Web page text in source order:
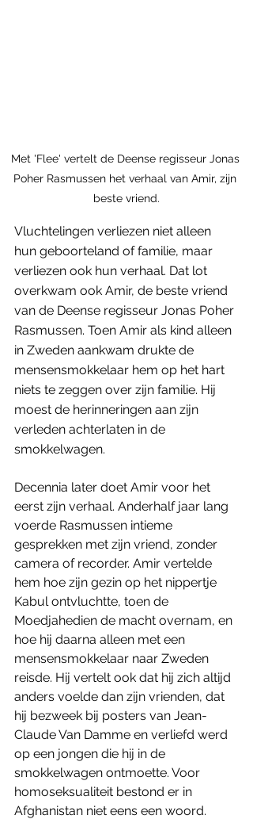
Met 'Flee' vertelt de Deense regisseur Jonas
Poher Rasmussen het verhaal van Amir, zijn
beste vriend.
Vluchtelingen verliezen niet alleen
hun geboorteland of familie, maar
verliezen ook hun verhaal. Dat lot
overkwam ook Amir, de beste vriend
van de Deense regisseur Jonas Poher
Rasmussen. Toen Amir als kind alleen
in Zweden aankwam drukte de
mensensmokkelaar hem op het hart
niets te zeggen over zijn familie. Hij
moest de herinneringen aan zijn
verleden achterlaten in de
smokkelwagen.
Decennia later doet Amir voor het
eerst zijn verhaal. Anderhalf jaar lang
voerde Rasmussen intieme
gesprekken met zijn vriend, zonder
camera of recorder. Amir vertelde
hem hoe zijn gezin op het nippertje
Kabul ontvluchtte, toen de
Moedjahedien de macht overnam, en
hoe hij daarna alleen met een
mensensmokkelaar naar Zweden
reisde. Hij vertelt ook dat hij zich altijd
anders voelde dan zijn vrienden, dat
hij bezweek bij posters van Jean-
Claude Van Damme en verliefd werd
op een jongen die hij in de
smokkelwagen ontmoette. Voor
homoseksualiteit bestond er in
Afghanistan niet eens een woord.